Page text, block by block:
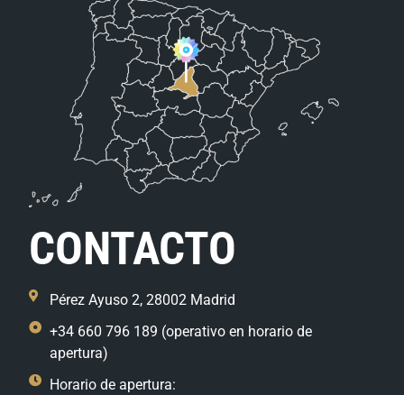
CONTACTO
Pérez Ayuso 2, 28002 Madrid
+34 660 796 189 (operativo en horario de
apertura)
Horario de apertura: